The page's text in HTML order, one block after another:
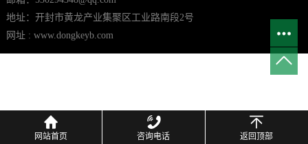
地址：开封市黄龙产业集聚区工业路南段2号
网址 : www.dongkeyb.com
网站首页 咨询电话 返回顶部